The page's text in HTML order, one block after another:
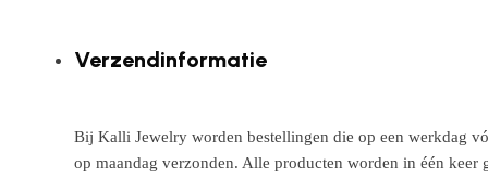
Verzendinformatie
Bij Kalli Jewelry worden bestellingen die op een werkdag
op maandag verzonden. Alle producten worden in één